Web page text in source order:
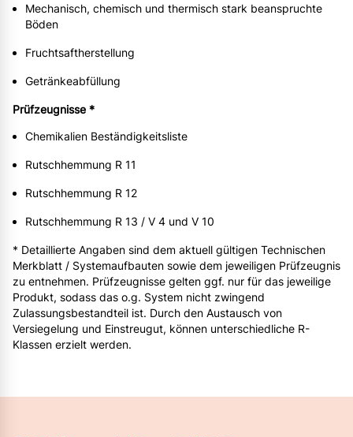
Mechanisch, chemisch und thermisch stark beanspruchte
Böden
Fruchtsaftherstellung
Getränkeabfüllung
Prüfzeugnisse *
Chemikalien Beständigkeitsliste
Rutschhemmung R 11
Rutschhemmung R 12
Rutschhemmung R 13 / V 4 und V 10
* Detaillierte Angaben sind dem aktuell gültigen Technischen
Merkblatt / Systemaufbauten sowie dem jeweiligen Prüfzeugnis
zu entnehmen. Prüfzeugnisse gelten ggf. nur für das jeweilige
Produkt, sodass das o.g. System nicht zwingend
Zulassungsbestandteil ist. Durch den Austausch von
Versiegelung und Einstreugut, können unterschiedliche R-
Klassen erzielt werden.